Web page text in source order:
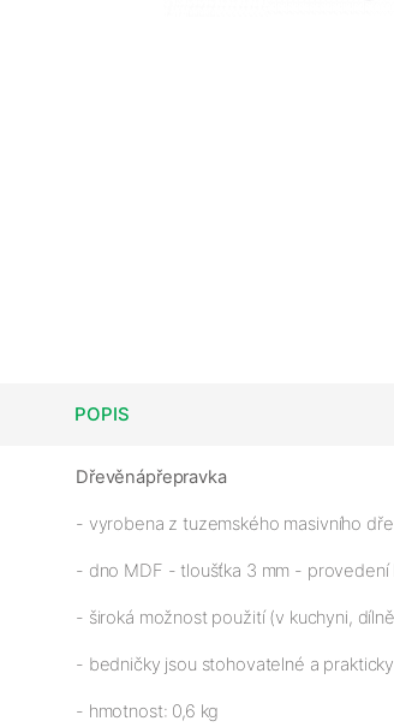
POPIS
Dřevěnápřepravka
- vyrobena z tuzemského masivního
- dno MDF - tloušťka 3 mm - provedení
- široká možnost použití (v kuchyni,
- bedničky jsou stohovatelné a
- hmotnost: 0,6 kg